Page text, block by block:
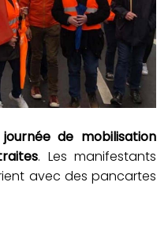
journée de mobilisation
. Les manifestants
avec des pancartes